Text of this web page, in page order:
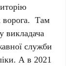
ворога. Там
викладача
служби
А в 2021